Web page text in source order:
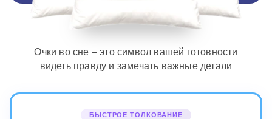
Очки во сне – это символ вашей готовности
видеть правду и замечать важные детали
БЫСТРОЕ ТОЛКОВАНИЕ